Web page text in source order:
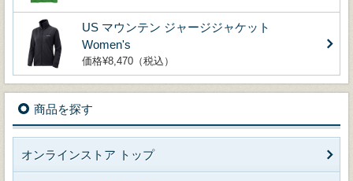
US マウンテン ジャージジャケット
Women's
価格¥8,470（税込）
商品を探す
オンラインストア トップ